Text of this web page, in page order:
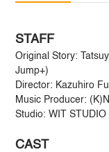
STAFF
Original Story:
Jump+)
Director: Kazuhiro
Music Producer:
Studio: WIT
CAST